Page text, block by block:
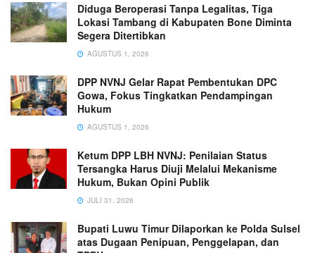
Diduga Beroperasi Tanpa Legalitas, Tiga
Lokasi Tambang di Kabupaten Bone Diminta
Segera Ditertibkan
AGUSTUS 1, 2026
DPP NVNJ Gelar Rapat Pembentukan DPC
Gowa, Fokus Tingkatkan Pendampingan
Hukum
AGUSTUS 1, 2026
Ketum DPP LBH NVNJ: Penilaian Status
Tersangka Harus Diuji Melalui Mekanisme
Hukum, Bukan Opini Publik
JULI 31, 2026
Bupati Luwu Timur Dilaporkan ke Polda Sulsel
atas Dugaan Penipuan, Penggelapan, dan